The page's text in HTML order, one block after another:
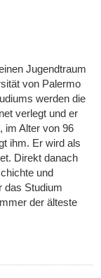
Jugendtraum
von Palermo
werden die
verlegt und er
im Alter von 96
ihm. Er wird als
Direkt danach
und
das Studium
der älteste